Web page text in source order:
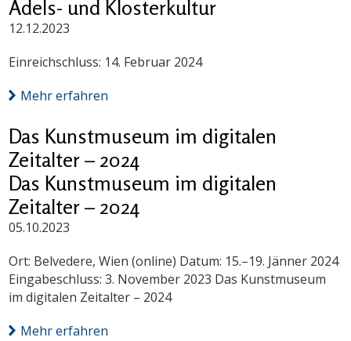
Adels- und Klosterkultur
12.12.2023
Einreichschluss: 14. Februar 2024
Mehr erfahren
Das Kunstmuseum im digitalen
Zeitalter – 2024
Das Kunstmuseum im digitalen
Zeitalter – 2024
05.10.2023
Ort: Belvedere, Wien (online) Datum: 15.–19. Jänner 2024
Eingabeschluss: 3. November 2023 Das Kunstmuseum
im digitalen Zeitalter – 2024
Mehr erfahren